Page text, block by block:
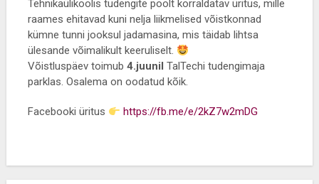
Tehnikaülikoolis tudengite poolt korraldatav üritus, mille
raames ehitavad kuni nelja liikmelised võistkonnad
kümne tunni jooksul jadamasina, mis täidab lihtsa
ülesande võimalikult keeruliselt.
Võistluspäev toimub 4.juunil TalTechi tudengimaja
parklas. Osalema on oodatud kõik.
Facebooki üritus https://fb.me/e/2kZ7w2mDG